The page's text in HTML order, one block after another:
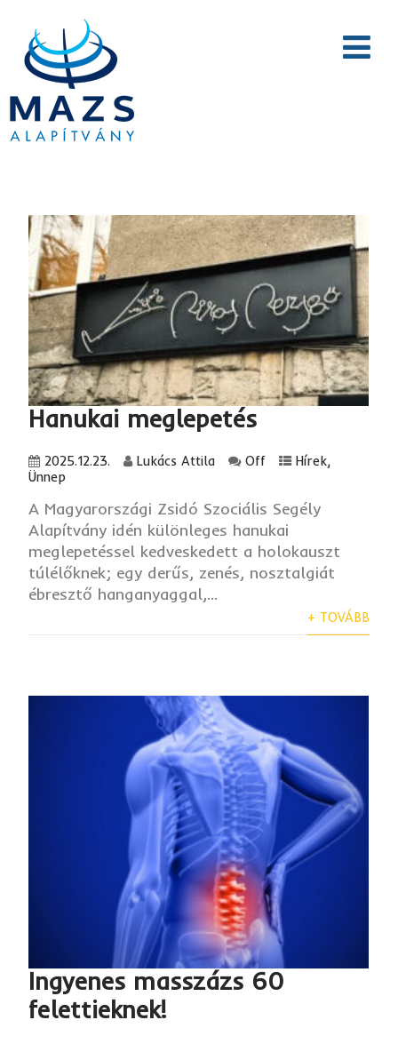
Hanukai meglepetés
2025.12.23. Lukács Attila Off Hírek,
Ünnep
A Magyarországi Zsidó Szociális Segély
Alapítvány idén különleges hanukai
meglepetéssel kedveskedett a holokauszt
túlélőknek; egy derűs, zenés, nosztalgiát
ébresztő hanganyaggal,...
+ TOVÁBB
Ingyenes masszázs 60
felettieknek!